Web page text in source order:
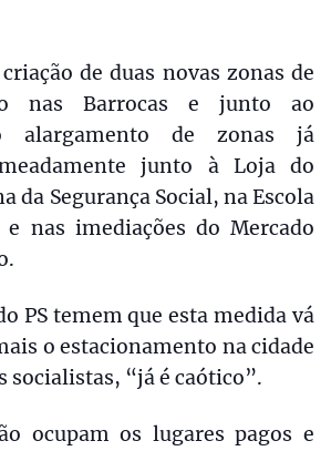
de duas novas zonas de
nas Barrocas e junto ao
de zonas já
junto à Loja do
da Segurança Social, na Escola
nas imediações do Mercado
PS temem que esta medida vá
o estacionamento na cidade
socialistas, “já é caótico”.
ocupam os lugares pagos e